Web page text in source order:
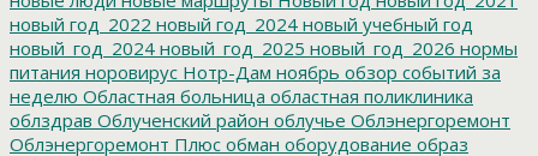
новый год_2022 новый год_2024 новый учебный год
новый_год_2024 новый_год_2025 новый_год_2026 нормы
питания норовирус Нотр-Дам ноябрь обзор событий за
неделю Областная больница областная поликлиника
облздрав Облученский район облучье Облэнергоремонт
Облэнергоремонт Плюс обман оборудование образ